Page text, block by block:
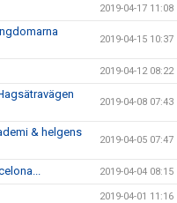
2019-04-17 11:08
2019-04-15 10:37
2019-04-12 08:22
2019-04-08 07:43
& helgens
2019-04-05 07:47
2019-04-04 08:15
2019-04-01 11:16